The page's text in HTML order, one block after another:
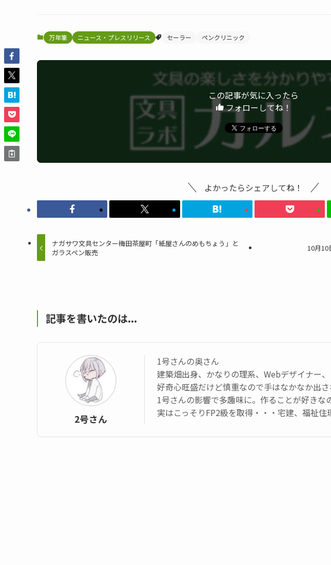
万年筆 ニュース・プレスリリース セーラー ペンクリニック
この記事が気に入ったら
フォローしてね！
よかったらシェアしてね！
ナガサワ文具センター梅田茶屋町「紙屋さんのめもちょう」と
ガラスペン販売
10月
記事を書いたのは...
2号さん
1号さんの奥さん
建築畑出身、かなりの理系、Webデザイナー
好奇心旺盛だけど慎重なので手はなかなか出
1号さんの影響で多趣味に。作ることが好きな
実はこっそりFP2級を取得・・・宅建、福祉